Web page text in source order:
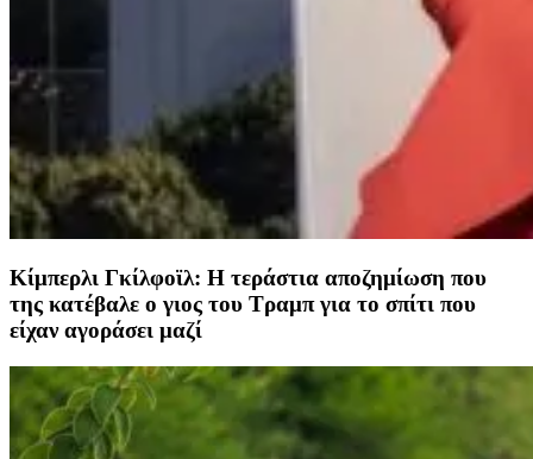
Κίμπερλι Γκίλφοϊλ: Η τεράστια αποζημίωση που
της κατέβαλε ο γιος του Τραμπ για το σπίτι που
είχαν αγοράσει μαζί